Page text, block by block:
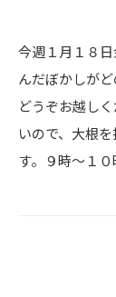
今週１月１８
んだぼかしが
どうぞお越し
いので、大根
す。９時～１